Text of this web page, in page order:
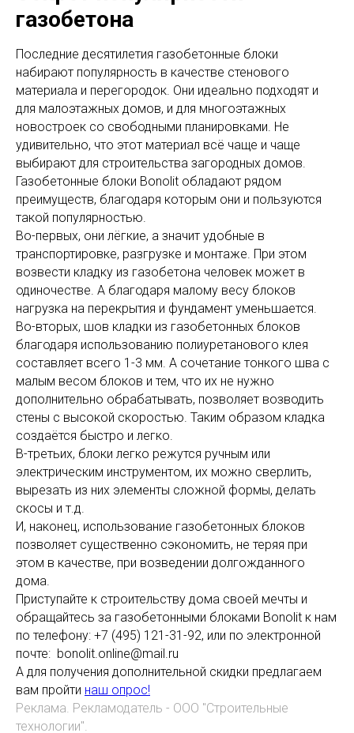
газобетона
Последние десятилетия газобетонные блоки
набирают популярность в качестве стенового
материала и перегородок. Они идеально подходят и
для малоэтажных домов, и для многоэтажных
новостроек со свободными планировками. Не
удивительно, что этот материал всё чаще и чаще
выбирают для строительства загородных домов.
Газобетонные блоки Bonolit обладают рядом
преимуществ, благодаря которым они и пользуются
такой популярностью.
Во-первых, они лёгкие, а значит удобные в
транспортировке, разгрузке и монтаже. При этом
возвести кладку из газобетона человек может в
одиночестве. А благодаря малому весу блоков
нагрузка на перекрытия и фундамент уменьшается.
Во-вторых, шов кладки из газобетонных блоков
благодаря использованию полиуретанового клея
составляет всего 1-3 мм. А сочетание тонкого шва с
малым весом блоков и тем, что их не нужно
дополнительно обрабатывать, позволяет возводить
стены с высокой скоростью. Таким образом кладка
создаётся быстро и легко.
В-третьих, блоки легко режутся ручным или
электрическим инструментом, их можно сверлить,
вырезать из них элементы сложной формы, делать
скосы и т.д.
И, наконец, использование газобетонных блоков
позволяет существенно сэкономить, не теряя при
этом в качестве, при возведении долгожданного
дома.
Приступайте к строительству дома своей мечты и
обращайтесь за газобетонными блоками Bonolit к нам
по телефону: +7 (495) 121-31-92, или по электронной
почте: bonolit.online@mail.ru
А для получения дополнительной скидки предлагаем
вам пройти наш опрос!
Реклама. Рекламодатель - ООО "Строительные
технологии".